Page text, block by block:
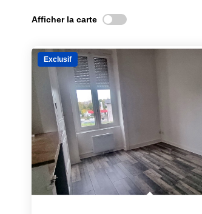
Afficher la carte
Exclusif